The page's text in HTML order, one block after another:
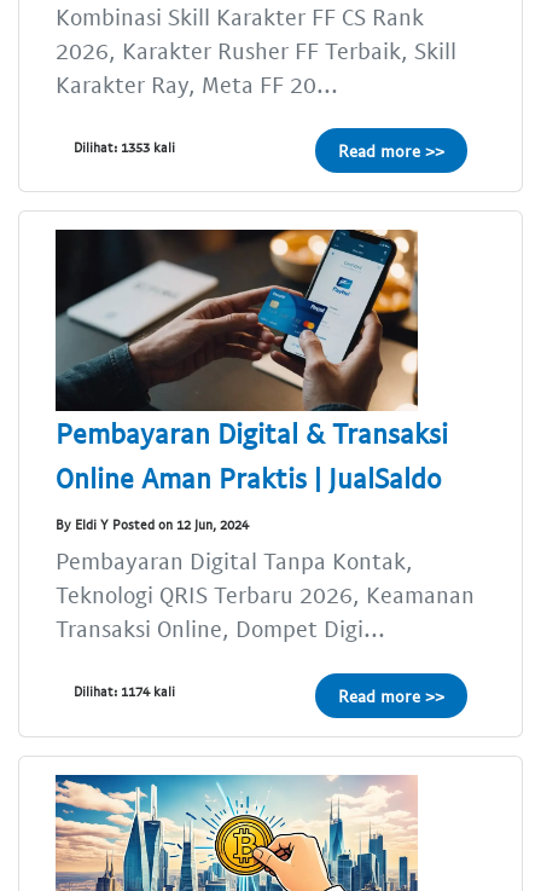
Kombinasi Skill Karakter FF CS Rank
2026, Karakter Rusher FF Terbaik, Skill
Karakter Ray, Meta FF 20...
Dilihat: 1353 kali Read more >>
Pembayaran Digital & Transaksi
Online Aman Praktis | JualSaldo
By Eldi Y Posted on 12 Jun, 2024
Pembayaran Digital Tanpa Kontak,
Teknologi QRIS Terbaru 2026, Keamanan
Transaksi Online, Dompet Digi...
Dilihat: 1174 kali Read more >>